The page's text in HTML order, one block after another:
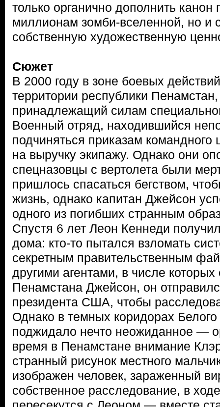
только органично дополнить
миллионам зомби-вселенной, но и
собственную художественную
Сюжет
В 2000 году в зоне боевых
территории республики Пенамстан,
принадлежащий силам
Военный отряд, находившийся
подчиняться приказам командного
на выручку экипажу. Однако они
спецназовцы с вертолета были
пришлось спасаться бегством,
жизнь, однако капитан Джейсон
одного из погибших странным
Спустя 6 лет Леон Кеннеди
дома: кто-то пытался взломать
секретным правительственным
другими агентами, в числе которых
Пенамстана Джейсон, он
президента США, чтобы
Однако в темных коридорах Белого
поджидало нечто неожиданное —
время в Пенамстане внимание
странный рисунок местного
изображен человек, зараженный
собственное расследование, в